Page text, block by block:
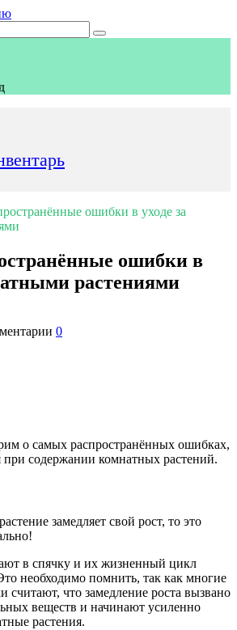
ошибки в уходе за
ошибки в
растениями
0
о самых распространённых ошибках,
при содержании комнатных растений.
замедляет свой рост, то это
в спячку и их жизненный цикл
необходимо помнить, так как многие
считают, что замедление роста вызвано
веществ и начинают усиленно
растения.